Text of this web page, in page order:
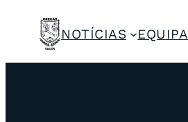
NOTÍCIAS EQUIPA